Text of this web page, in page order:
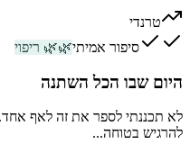
טרנדי
סיפור אמיתי🌿
🌿 ריפוי
היום שבו הכל השתנה
לא תכננתי לספר את זה לאף
להרגיש בטוחה...